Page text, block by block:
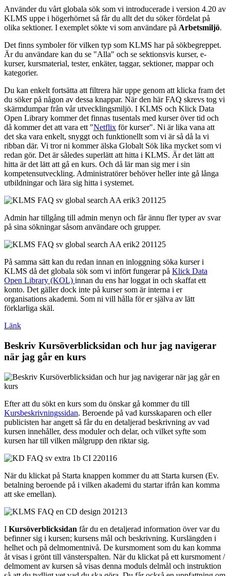
Använder du vårt globala sök som vi introducerade i version 4.20 av
KLMS uppe i högerhörnet så får du allt det du söker fördelat på
olika sektioner. I exemplet sökte vi som användare på Arbetsmiljö.
Det finns symboler för vilken typ som KLMS har på sökbegreppet.
Är du användare kan du se "Alla" och se sektionsvis kurser, e-
kurser, kursmaterial, tester, enkäter, taggar, sektioner, mappar och
kategorier.
Du kan enkelt fortsätta att filtrera här uppe genom att klicka fram det
du söker på någon av dessa knappar. När den här FAQ skrevs tog vi
skärmdumpar från vår utvecklingsmiljö. I KLMS och Klick Data
Open Library kommer det finnas tusentals med kurser över tid och
då kommer det att vara ett "Netflix för kurser". Ni är lika vana att
det ska vara enkelt, snyggt och funktionellt som vi är så då la vi
ribban där. Vi tror ni kommer älska Globalt Sök lika mycket som vi
redan gör. Det är således superlätt att hitta i KLMS. Är det lätt att
hitta är det lätt att gå en kurs. Och då lär man sig mer i sin
kompetensutveckling. Administratörer behöver heller inte gå långa
utbildningar och lära sig hitta i systemet.
Admin har tillgång till admin menyn och får ännu fler typer av svar
på sina sökningar såsom användare och grupper.
På samma sätt kan du redan innan en inloggning söka kurser i
KLMS då det globala sök som vi infört fungerar på Klick Data
Open Library (KOL) innan du ens har loggat in och skaffat ett
konto. Det gäller dock inte på kurser som är interna i er
organisations akademi. Som ni vill hålla för er själva av lätt
förklarliga skäl.
Länk
Beskriv Kursöverblicksidan och hur jag navigerar
när jag går en kurs
Efter att du sökt en kurs som du önskar gå kommer du till
Kursbeskrivningssidan. Beroende på vad kursskaparen och eller
publicisten har angett så får du en detaljerad beskrivning av vad
kursen innehåller, dess moduler och delar, och vilket syfte som
kursen har till vilken målgrupp den riktar sig.
När du klickat på Starta knappen kommer du att Starta kursen (Ev.
betalning beroende på i vilken akademi du startar ifrån kan komma
att ske emellan).
I Kursöverblicksidan får du en detaljerad information över var du
befinner sig i kursen; kursens mål och beskrivning. Kurslängden i
helhet och på delmomentnivå. De kursmoment som du kan komma
åt visas i grönt till vänsterspalten. När du klickat på ett kursmoment /
delmoment av kursen så visas denna moduls delmål och instruktion